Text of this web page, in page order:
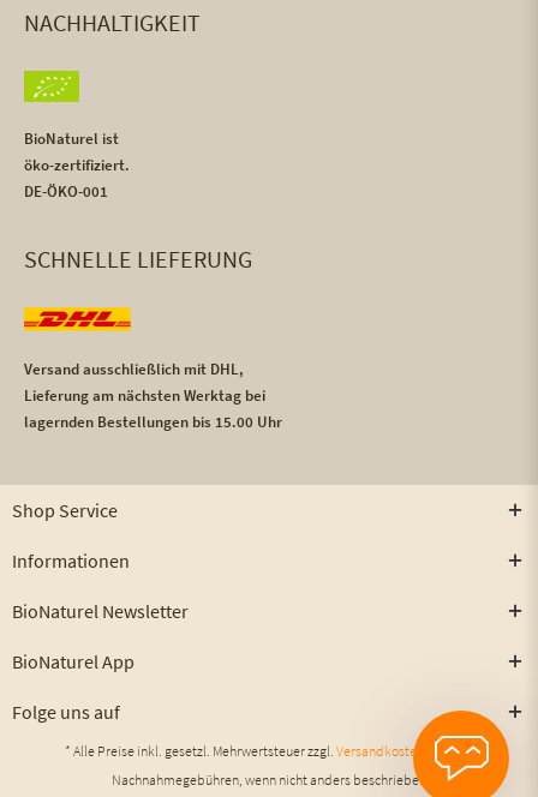
NACHHALTIGKEIT
BioNaturel ist
öko-zertifiziert.
DE-ÖKO-001
SCHNELLE LIEFERUNG
Versand ausschließlich mit DHL,
Lieferung am nächsten Werktag bei
lagernden Bestellungen bis 15.00 Uhr
Shop Service
Informationen
BioNaturel Newsletter
BioNaturel App
Folge uns auf
* Alle Preise inkl. gesetzl. Mehrwertsteuer zzgl. Versandkosten
und ggf.
Nachnahmegebühren, wenn nicht anders beschrieben